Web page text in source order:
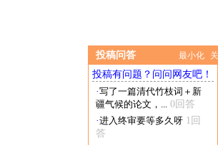
投稿问答 最小化
投稿有问题？问问网友吧！
·写了一篇清代竹枝词＋新
疆气候的论文，... 0回答
·进入终审要等多久呀 1回
答